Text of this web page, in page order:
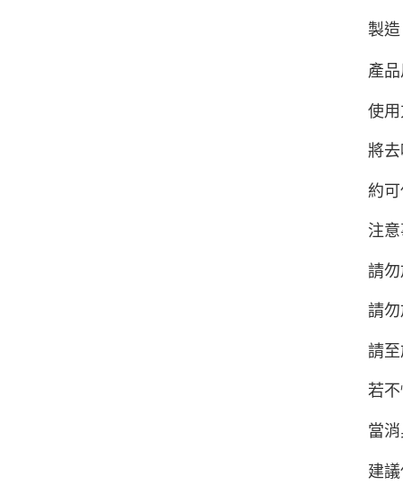
製
產
使
將
約
注
請
請
請
若
當
建